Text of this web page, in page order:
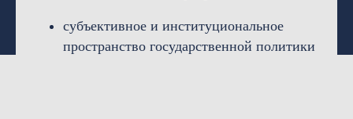
субъективное и институциональное
пространство государственной политики